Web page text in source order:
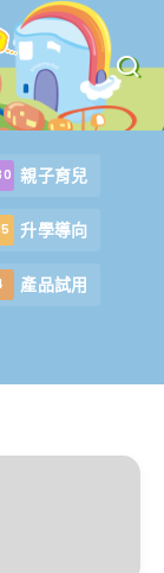
親子育兒
升學導向
產品試用